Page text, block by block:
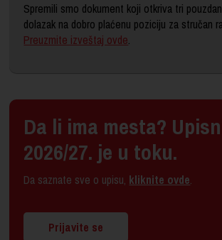
Spremili smo dokument koji otkriva tri
dolazak na dobro plaćenu poziciju za stručan
Preuzmite izveštaj ovde.
Da li ima mesta?
2026/27. je u toku.
Da saznate sve o upisu, kliknite ovde.
Prijavite se